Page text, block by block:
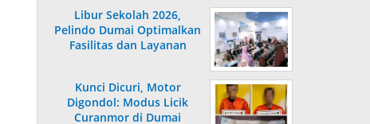
Libur Sekolah 2026,
Pelindo Dumai Optimalkan
Fasilitas dan Layanan
Kunci Dicuri, Motor
Digondol: Modus Licik
Curanmor di Dumai